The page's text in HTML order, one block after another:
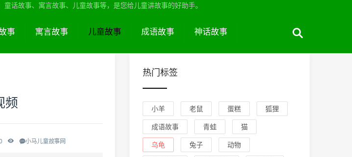
话故事、寓言故事、儿童故事等，是您给儿童讲故事的好助手。
事 寓言故事 儿童故事 成语故事 神话故事
频
小马儿童故事网
热门标签
小羊 老鼠 蛋糕 狐狸
成语故事 青蛙 猫
乌龟 兔子 动物